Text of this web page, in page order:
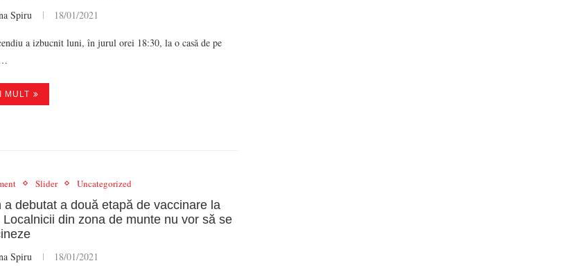
Spiru 18/01/2021
a izbucnit luni, în jurul orei 18:30, la o casă de pe
MULT
Slider Uncategorized
a debutat a două etapă de vaccinare la
Localnicii din zona de munte nu vor să se
Spiru 18/01/2021